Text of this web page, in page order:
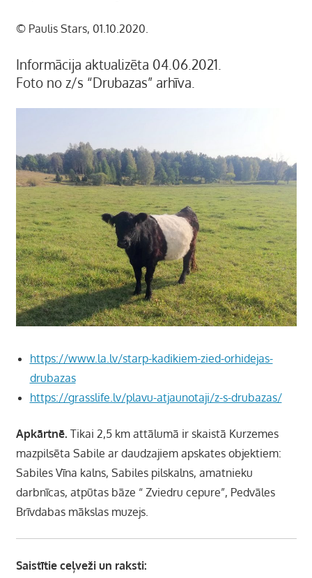
© Paulis Stars, 01.10.2020.
Informācija aktualizēta 04.06.2021.
Foto no z/s “Drubazas” arhīva.
https://www.la.lv/starp-kadikiem-zied-orhidejas-
drubazas
https://grasslife.lv/plavu-atjaunotaji/z-s-drubazas/
Apkārtnē. Tikai 2,5 km attālumā ir skaistā Kurzemes
mazpilsēta Sabile ar daudzajiem apskates objektiem:
Sabiles Vīna kalns, Sabiles pilskalns, amatnieku
darbnīcas, atpūtas bāze “ Zviedru cepure”, Pedvāles
Brīvdabas mākslas muzejs.
Saistītie ceļveži un raksti: